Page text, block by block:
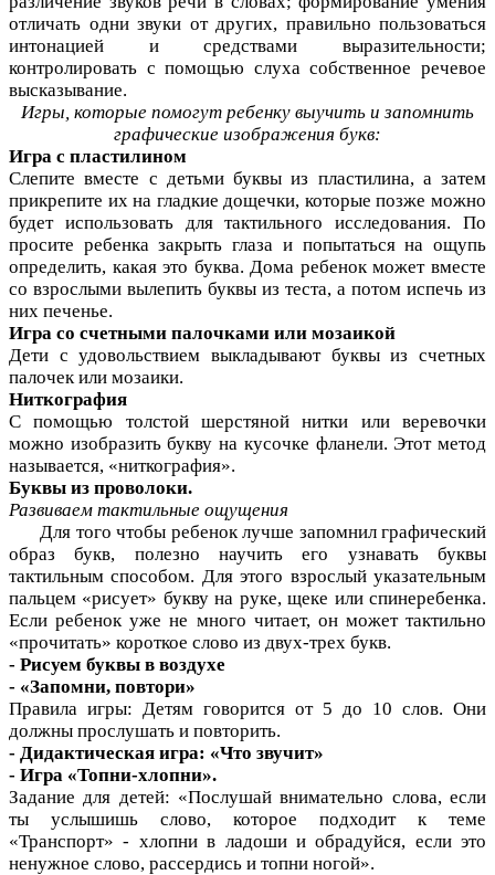
отличать одни звуки от других, правильно пользоваться
интонацией и средствами выразительности;
контролировать с помощью слуха собственное речевое
высказывание.
Игры, которые помогут ребенку выучить и запомнить
графические изображения букв:
Игра с пластилином
Слепите вместе с детьми буквы из пластилина, а затем
прикрепите их на гладкие дощечки, которые позже можно
будет использовать для тактильного исследования. По
просите ребенка закрыть глаза и попытаться на ощупь
определить, какая это буква. Дома ребенок может вместе
со взрослыми вылепить буквы из теста, а потом испечь из
них печенье.
Игра со счетными палочками или мозаикой
Дети с удовольствием выкладывают буквы из счетных
палочек или мозаики.
Ниткография
С помощью толстой шерстяной нитки или веревочки
можно изобразить букву на кусочке фланели. Этот метод
называется, «ниткография».
Буквы из проволоки.
Развиваем тактильные ощущения
Для того чтобы ребенок лучше запомнил графический
образ букв, полезно научить его узнавать буквы
тактильным способом. Для этого взрослый указательным
пальцем «рисует» букву на руке, щеке или спинеребенка.
Если ребенок уже не много читает, он может тактильно
«прочитать» короткое слово из двух-трех букв.
- Рисуем буквы в воздухе
- «Запомни, повтори»
Правила игры: Детям говорится от 5 до 10 слов. Они
должны прослушать и повторить.
- Дидактическая игра: «Что звучит»
- Игра «Топни-хлопни».
Задание для детей: «Послушай внимательно слова, если
ты услышишь слово, которое подходит к теме
«Транспорт» - хлопни в ладоши и обрадуйся, если это
ненужное слово, рассердись и топни ногой».